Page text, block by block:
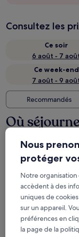
Consultez les
Ce soir
6 août - 7
Ce week-end
7 août - 9
Recommandés
Où
Sítio Hotel e Eventos
Nous
protéger
Notre organisation
accèdent à des
uniques de
sur un appareil.
préférences en
la page de la